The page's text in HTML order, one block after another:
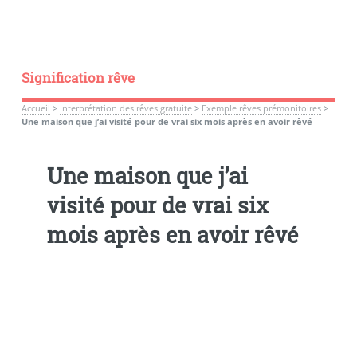
Signification rêve
Accueil > Interprétation des rêves gratuite> Exemple rêves prémonitoires>
Une maison que j’ai visité pour de vrai six mois après en avoir rêvé
Une maison que j’ai
visité pour de vrai six
mois après en avoir rêvé